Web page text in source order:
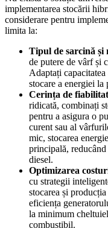
implementarea stocării
considerare pentru
limita la:
Tipul de sarcină și
de putere de vârf și
Adaptați
stocare a energiei
Cerința de
ridicată, combinați
pentru a asigura o
curent sau al
mic, stocarea
principală,
diesel.
Optimizarea
cu strategii
stocarea și
eficiența
la minimum
combustibil.